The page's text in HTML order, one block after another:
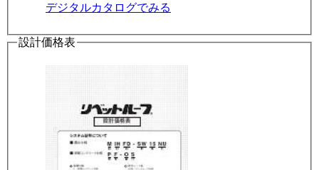
デジタルカタログでみる
設計価格表